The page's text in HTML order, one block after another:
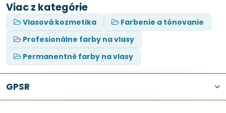
Viac z kategórie
Vlasová kozmetika
Farbenie a tónovanie
Profesionálne farby na vlasy
Permanentné farby na vlasy
GPSR